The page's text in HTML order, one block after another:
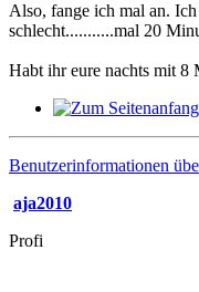
Also, fange ich mal an.
schlecht...........mal 20
Habt ihr eure nachts mit 8
Benutzerinformationen
aja2010
Profi